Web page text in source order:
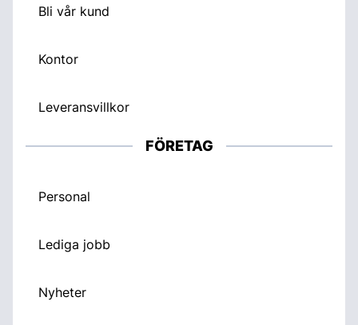
Bli vår kund
Kontor
Leveransvillkor
FÖRETAG
Personal
Lediga jobb
Nyheter